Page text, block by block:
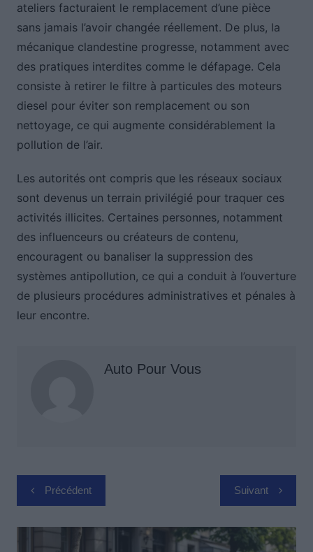
ateliers facturaient le remplacement d’une pièce
sans jamais l’avoir changée réellement. De plus, la
mécanique clandestine progresse, notamment avec
des pratiques interdites comme le défapage. Cela
consiste à retirer le filtre à particules des moteurs
diesel pour éviter son remplacement ou son
nettoyage, ce qui augmente considérablement la
pollution de l’air.
Les autorités ont compris que les réseaux sociaux
sont devenus un terrain privilégié pour traquer ces
activités illicites. Certaines personnes, notamment
des influenceurs ou créateurs de contenu,
encouragent ou banaliser la suppression des
systèmes antipollution, ce qui a conduit à l’ouverture
de plusieurs procédures administratives et pénales à
leur encontre.
Auto Pour Vous
Navigation
de
l’article
Précédent Suivant